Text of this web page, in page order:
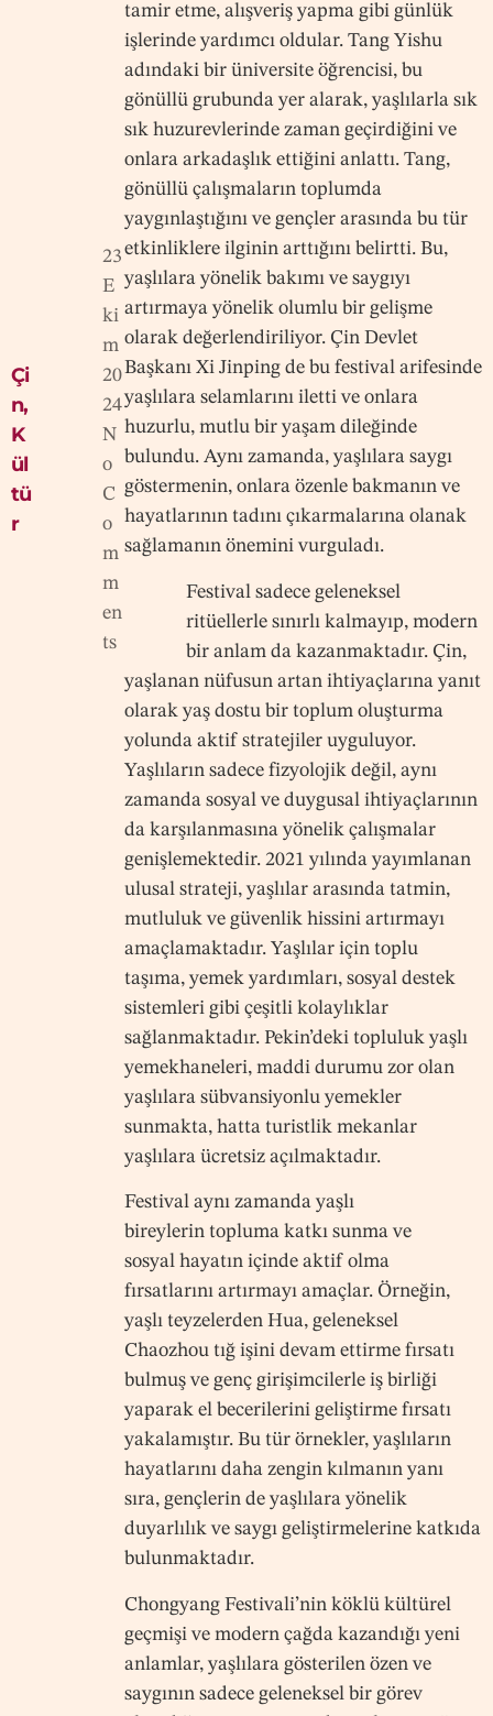
Çi
n,
K
ül
tü
r
23
E
ki
m
20
24
N
o
C
o
m
m
en
ts
tamir etme, alışveriş yapma gibi günlük
işlerinde yardımcı oldular. Tang Yishu
adındaki bir üniversite öğrencisi, bu
gönüllü grubunda yer alarak, yaşlılarla sık
sık huzurevlerinde zaman geçirdiğini ve
onlara arkadaşlık ettiğini anlattı. Tang,
gönüllü çalışmaların toplumda
yaygınlaştığını ve gençler arasında bu tür
etkinliklere ilginin arttığını belirtti. Bu,
yaşlılara yönelik bakımı ve saygıyı
artırmaya yönelik olumlu bir gelişme
olarak değerlendiriliyor. Çin Devlet
Başkanı Xi Jinping de bu festival arifesinde
yaşlılara selamlarını iletti ve onlara
huzurlu, mutlu bir yaşam dileğinde
bulundu. Aynı zamanda, yaşlılara saygı
göstermenin, onlara özenle bakmanın ve
hayatlarının tadını çıkarmalarına olanak
sağlamanın önemini vurguladı.
Festival sadece geleneksel
ritüellerle sınırlı kalmayıp, modern
bir anlam da kazanmaktadır. Çin,
yaşlanan nüfusun artan ihtiyaçlarına yanıt
olarak yaş dostu bir toplum oluşturma
yolunda aktif stratejiler uyguluyor.
Yaşlıların sadece fizyolojik değil, aynı
zamanda sosyal ve duygusal ihtiyaçlarının
da karşılanmasına yönelik çalışmalar
genişlemektedir. 2021 yılında yayımlanan
ulusal strateji, yaşlılar arasında tatmin,
mutluluk ve güvenlik hissini artırmayı
amaçlamaktadır. Yaşlılar için toplu
taşıma, yemek yardımları, sosyal destek
sistemleri gibi çeşitli kolaylıklar
sağlanmaktadır. Pekin’deki topluluk yaşlı
yemekhaneleri, maddi durumu zor olan
yaşlılara sübvansiyonlu yemekler
sunmakta, hatta turistlik mekanlar
yaşlılara ücretsiz açılmaktadır.
Festival aynı zamanda yaşlı
bireylerin topluma katkı sunma ve
sosyal hayatın içinde aktif olma
fırsatlarını artırmayı amaçlar. Örneğin,
yaşlı teyzelerden Hua, geleneksel
Chaozhou tığ işini devam ettirme fırsatı
bulmuş ve genç girişimcilerle iş birliği
yaparak el becerilerini geliştirme fırsatı
yakalamıştır. Bu tür örnekler, yaşlıların
hayatlarını daha zengin kılmanın yanı
sıra, gençlerin de yaşlılara yönelik
duyarlılık ve saygı geliştirmelerine katkıda
bulunmaktadır.
Chongyang Festivali’nin köklü kültürel
geçmişi ve modern çağda kazandığı yeni
anlamlar, yaşlılara gösterilen özen ve
saygının sadece geleneksel bir görev